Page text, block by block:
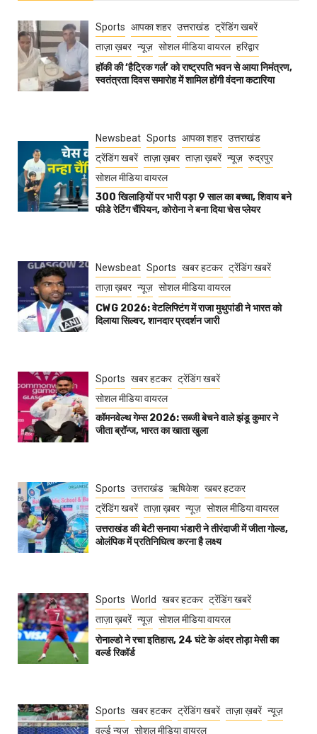
Sports आपका शहर उत्तराखंड ट्रेंडिंग खबरें
ताज़ा ख़बर न्यूज़ सोशल मीडिया वायरल हरिद्वार
हॉकी की ‘हैट्रिक गर्ल’ को राष्ट्रपति भवन से आया निमंत्रण,
स्वतंत्रता दिवस समारोह में शामिल होंगी वंदना कटारिया
Newsbeat Sports आपका शहर उत्तराखंड
ट्रेंडिंग खबरें ताज़ा ख़बर ताज़ा ख़बरें न्यूज़ रुद्रपुर
सोशल मीडिया वायरल
300 खिलाड़ियों पर भारी पड़ा 9 साल का बच्चा, शिवाय बने
फीडे रेटिंग चैंपियन, कोरोना ने बना दिया चेस प्लेयर
Newsbeat Sports खबर हटकर ट्रेंडिंग खबरें
ताज़ा ख़बर न्यूज़ सोशल मीडिया वायरल
CWG 2026: वेटलिफ्टिंग में राजा मुथुपांडी ने भारत को
दिलाया सिल्वर, शानदार प्रदर्शन जारी
Sports खबर हटकर ट्रेंडिंग खबरें
सोशल मीडिया वायरल
कॉमनवेल्थ गेम्स 2026: सब्जी बेचने वाले झंडू कुमार ने
जीता ब्रॉन्ज, भारत का खाता खुला
Sports उत्तराखंड ऋषिकेश खबर हटकर
ट्रेंडिंग खबरें ताज़ा ख़बर न्यूज़ सोशल मीडिया वायरल
उत्तराखंड की बेटी सनाया भंडारी ने तीरंदाजी में जीता गोल्ड,
ओलंपिक में प्रतिनिधित्व करना है लक्ष्य
Sports World खबर हटकर ट्रेंडिंग खबरें
ताज़ा ख़बरें न्यूज़ सोशल मीडिया वायरल
रोनाल्डो ने रचा इतिहास, 24 घंटे के अंदर तोड़ा मेसी का
वर्ल्ड रिकॉर्ड
Sports खबर हटकर ट्रेंडिंग खबरें ताज़ा ख़बरें न्यूज़
वर्ल्ड न्यूज़ सोशल मीडिया वायरल